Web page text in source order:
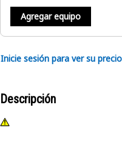
Agregar equipo
Inicie sesión para ver su
Descripción